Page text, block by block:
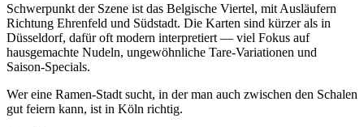
Schwerpunkt der Szene ist das Belgische Viertel, mit Ausläufern
Richtung Ehrenfeld und Südstadt. Die Karten sind kürzer als in
Düsseldorf, dafür oft modern interpretiert — viel Fokus auf
hausgemachte Nudeln, ungewöhnliche Tare-Variationen und
Saison-Specials.
Wer eine Ramen-Stadt sucht, in der man auch zwischen den Schalen
gut feiern kann, ist in Köln richtig.